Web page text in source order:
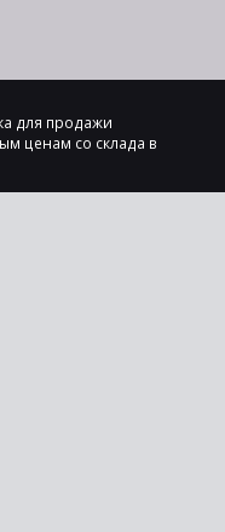
для продажи
ценам со склада в